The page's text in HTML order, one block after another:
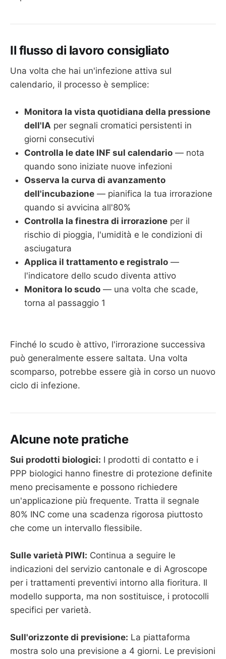
Il flusso di lavoro consigliato
Una volta che hai un'infezione attiva sul
calendario, il processo è semplice:
Monitora la vista quotidiana della pressione
dell'IA per segnali cromatici persistenti in
giorni consecutivi
Controlla le date INF sul calendario — nota
quando sono iniziate nuove infezioni
Osserva la curva di avanzamento
dell'incubazione — pianifica la tua irrorazione
quando si avvicina all'80%
Controlla la finestra di irrorazione per il
rischio di pioggia, l'umidità e le condizioni di
asciugatura
Applica il trattamento e registralo —
l'indicatore dello scudo diventa attivo
Monitora lo scudo — una volta che scade,
torna al passaggio 1
Finché lo scudo è attivo, l'irrorazione successiva
può generalmente essere saltata. Una volta
scomparso, potrebbe essere già in corso un nuovo
ciclo di infezione.
Alcune note pratiche
Sui prodotti biologici: I prodotti di contatto e i
PPP biologici hanno finestre di protezione definite
meno precisamente e possono richiedere
un'applicazione più frequente. Tratta il segnale
80% INC come una scadenza rigorosa piuttosto
che come un intervallo flessibile.
Sulle varietà PIWI: Continua a seguire le
indicazioni del servizio cantonale e di Agroscope
per i trattamenti preventivi intorno alla fioritura. Il
modello supporta, ma non sostituisce, i protocolli
specifici per varietà.
Sull'orizzonte di previsione: La piattaforma
mostra solo una previsione a 4 giorni. Le previsioni